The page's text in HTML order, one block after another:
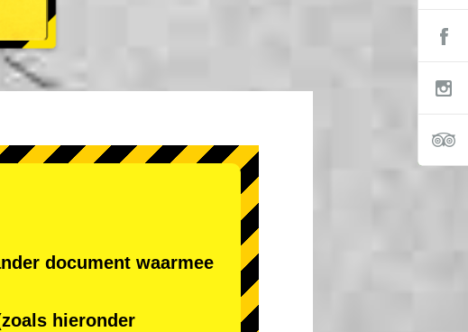
document waarmee
hieronder